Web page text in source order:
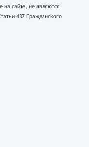
сайте, не являются
437 Гражданского